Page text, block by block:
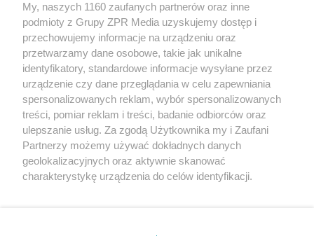
Żaden utwór zamieszczony w serwisie nie może być powielany i
rozpowszechniany lub dalej rozpowszechniany w jakikolwiek sposób (w
tym także elektroniczny lub mechaniczny) na jakimkolwiek polu
eksploatacji w jakiejkolwiek formie, włącznie z umieszczaniem w
Internecie bez pisemnej zgody właściciela praw. Jakiekolwiek użycie lub
wykorzystanie utworów w całości lub w części z naruszeniem prawa,
tzn. bez właściwej zgody, jest zabronione pod groźbą kary i może być
ścigane prawnie.
My, naszych 1160 zaufanych partnerów oraz inne
podmioty z Grupy ZPR Media uzyskujemy dostęp i
przechowujemy informacje na urządzeniu oraz
przetwarzamy dane osobowe, takie jak unikalne
identyfikatory, standardowe informacje wysyłane przez
urządzenie czy dane przeglądania w celu zapewniania
spersonalizowanych reklam, wybór spersonalizowanych
treści, pomiar reklam i treści, badanie odbiorców oraz
ulepszanie usług. Za zgodą Użytkownika my i Zaufani
Partnerzy możemy używać dokładnych danych
geolokalizacyjnych oraz aktywnie skanować
charakterystykę urządzenia do celów identyfikacji.